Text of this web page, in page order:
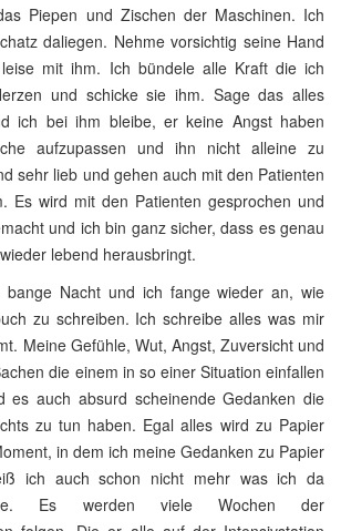
Piepen und Zischen der Maschinen. Ich
daliegen. Nehme vorsichtig seine Hand
mit ihm. Ich bündele alle Kraft die ich
und schicke sie ihm. Sage das alles
ich bei ihm bleibe, er keine Angst haben
aufzupassen und ihn nicht alleine zu
sehr lieb und gehen auch mit den Patienten
Es wird mit den Patienten gesprochen und
und ich bin ganz sicher, dass es genau
lebend herausbringt.
bange Nacht und ich fange wieder an, wie
zu schreiben. Ich schreibe alles was mir
Meine Gefühle, Wut, Angst, Zuversicht und
die einem in so einer Situation einfallen
es auch absurd scheinende Gedanken die
zu tun haben. Egal alles wird zu Papier
in dem ich meine Gedanken zu Papier
ich auch schon nicht mehr was ich da
Es werden viele Wochen der